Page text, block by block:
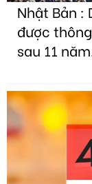
Nhật Bản :
được
sau 11